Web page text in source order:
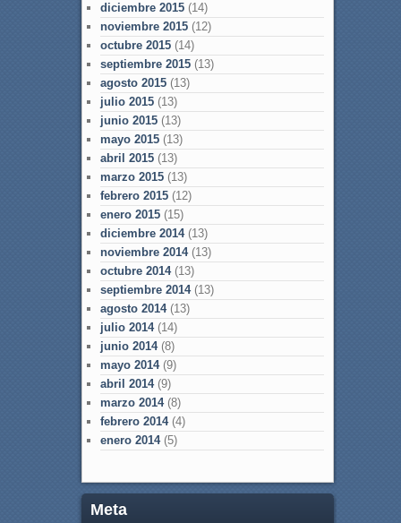
diciembre 2015(14)
noviembre 2015(12)
octubre 2015(14)
septiembre 2015(13)
agosto 2015(13)
julio 2015(13)
junio 2015(13)
mayo 2015(13)
abril 2015(13)
marzo 2015(13)
febrero 2015(12)
enero 2015(15)
diciembre 2014(13)
noviembre 2014(13)
octubre 2014(13)
septiembre 2014(13)
agosto 2014(13)
julio 2014(14)
junio 2014(8)
mayo 2014(9)
abril 2014(9)
marzo 2014(8)
febrero 2014(4)
enero 2014(5)
Meta